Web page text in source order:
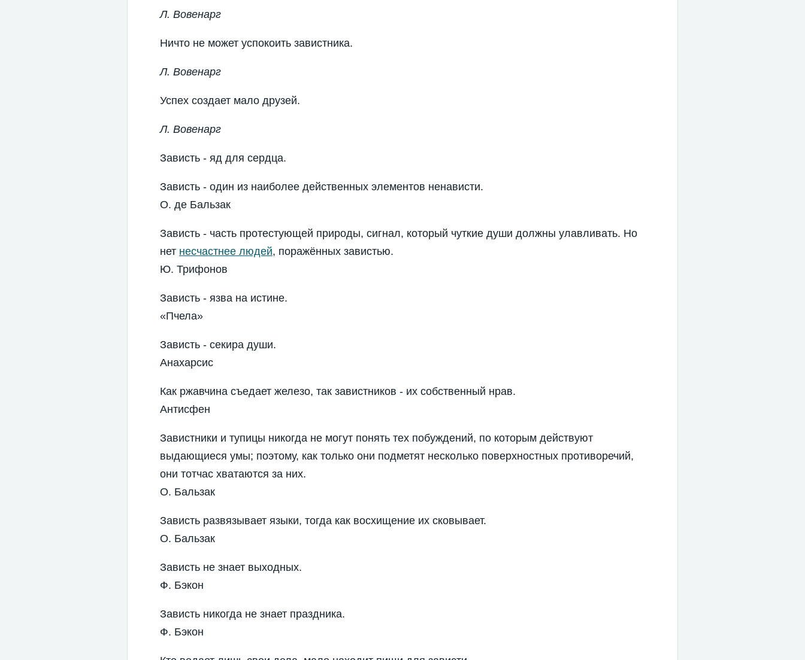
Л. Вовенарг
Ничто не может успокоить завистника.
Л. Вовенарг
Успех создает мало друзей.
Л. Вовенарг
Зависть - яд для сердца.
Зависть - один из наиболее действенных элементов ненависти.
О. де Бальзак
Зависть - часть протестующей природы, сигнал, который чуткие души должны улавливать. Но
нет несчастнее людей, поражённых завистью.
Ю. Трифонов
Зависть - язва на истине.
«Пчела»
Зависть - секира души.
Анахарсис
Как ржавчина съедает железо, так завистников - их собственный нрав.
Антисфен
Завистники и тупицы никогда не могут понять тех побуждений, по которым действуют
выдающиеся умы; поэтому, как только они подметят несколько поверхностных противоречий,
они тотчас хватаются за них.
О. Бальзак
Зависть развязывает языки, тогда как восхищение их сковывает.
О. Бальзак
Зависть не знает выходных.
Ф. Бэкон
Зависть никогда не знает праздника.
Ф. Бэкон